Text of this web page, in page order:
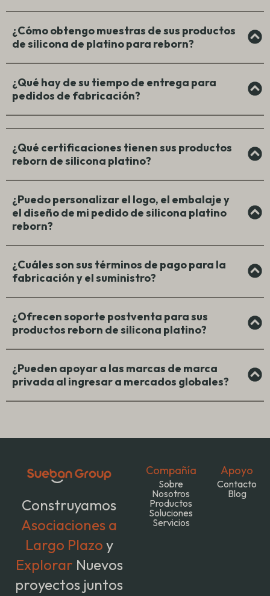
¿Cómo obtengo muestras de sus productos
de silicona de platino para reborn?
¿Qué hay de su tiempo de entrega para
pedidos de fabricación?
¿Qué certificaciones tienen sus productos
reborn de silicona platino?
¿Puedo personalizar el logo, el embalaje y
el diseño de mi pedido de silicona platino
reborn?
¿Cuáles son sus términos de pago para la
fabricación y el suministro?
¿Ofrecen soporte postventa para sus
productos reborn de silicona platino?
¿Pueden apoyar a las marcas de marca
privada al ingresar a mercados globales?
Construyamos
Asociaciones a
Largo Plazo y
Explorar Nuevos
proyectos juntos
Compañía
Sobre
Nosotros
Productos
Soluciones
Servicios
Apoyo
Contacto
Blog